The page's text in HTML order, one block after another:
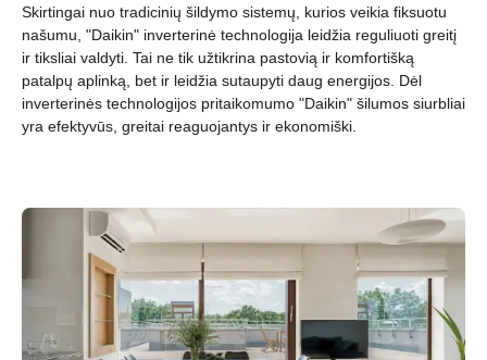
Skirtingai nuo tradicinių šildymo sistemų, kurios veikia fiksuotu
našumu, "Daikin" inverterinė technologija leidžia reguliuoti greitį
ir tiksliai valdyti. Tai ne tik užtikrina pastovią ir komfortišką
patalpų aplinką, bet ir leidžia sutaupyti daug energijos. Dėl
inverterinės technologijos pritaikomumo "Daikin" šilumos siurbliai
yra efektyvūs, greitai reaguojantys ir ekonomiški.